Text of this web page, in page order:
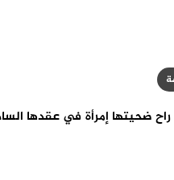
وقع جريمة قتل بشعة راح ضحيتها إمرأة في عقدها